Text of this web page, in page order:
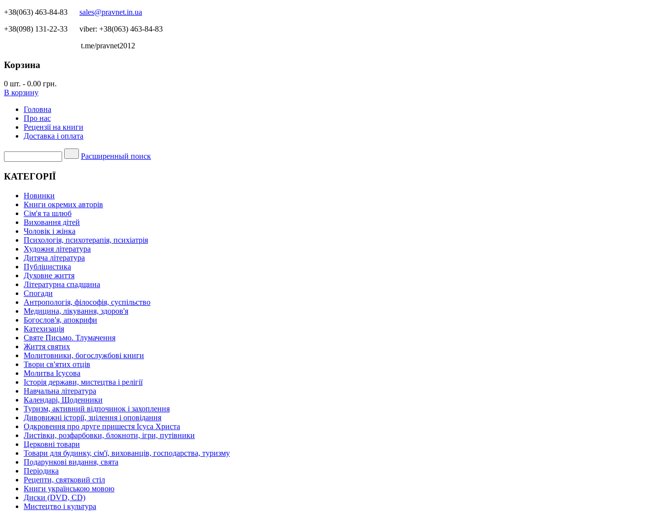
+38(063) 463-84-83 sales@pravnet.in.ua
+38(098) 131-22-33 viber: +38(063) 463-84-83
t.me/pravnet2012
Корзина
0 шт. - 0.00 грн.
В корзину
Головна
Про нас
Рецензії на книги
Доставка і оплата
Расширенный поиск
КАТЕГОРІЇ
Новинки
Книги окремих авторів
Сім'я та шлюб
Виховання дітей
Чоловік і жінка
Психологія, психотерапія, психіатрія
Художня література
Дитяча література
Публіцистика
Духовне життя
Літературна спадщина
Спогади
Антропологія, філософія, суспільство
Медицина, лікування, здоров'я
Богослов'я, апокрифи
Катехизація
Святе Письмо. Тлумачення
Життя святих
Молитовники, богослужбові книги
Твори св'ятих отців
Молитва Ісусова
Історія держави, мистецтва і релігії
Навчальна література
Календарі, Щоденники
Туризм, активний відпочинок і захоплення
Дивовижні історії, зцілення і оповідання
Одкровення про друге пришестя Ісуса Христа
Листівки, розфарбовки, блокноти, ігри, путівники
Церковні товари
Товари для будинку, сім'ї, вихованців, господарства, туризму
Подарункові видання, свята
Періодика
Рецепти, святковий стіл
Книги українською мовою
Диски (DVD, CD)
Мистецтво і культура